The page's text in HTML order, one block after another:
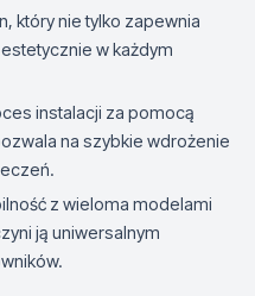
który nie tylko zapewnia
w każdym
instalacji za pomocą
na szybkie wdrożenie
z wieloma modelami
ją uniwersalnym